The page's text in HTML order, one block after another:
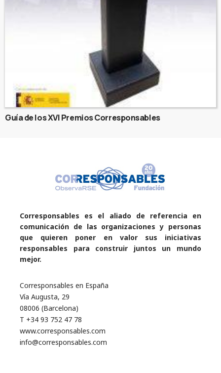
Guía de los XVI Premios Corresponsables
Corresponsables es el aliado de referencia en
comunicación de las organizaciones y personas
que quieren poner en valor sus iniciativas
responsables para construir juntos un mundo
mejor.
Corresponsables en España
Vía Augusta, 29
08006 (Barcelona)
T +34 93 752 47 78
www.corresponsables.com
info@corresponsables.com